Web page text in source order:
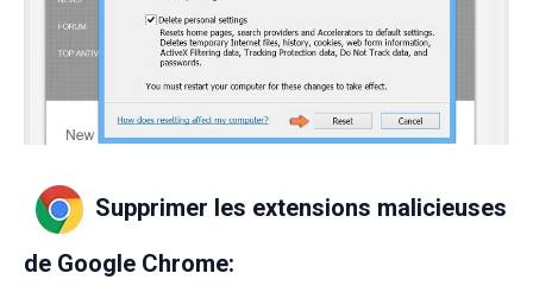
Supprimer les extensions malicieuses
de Google Chrome: